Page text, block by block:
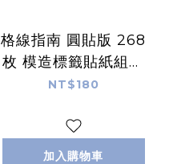
格線指南 圓貼版 268
枚 模造標籤貼紙組｜
1/1工作室
NT$180
加入購物車